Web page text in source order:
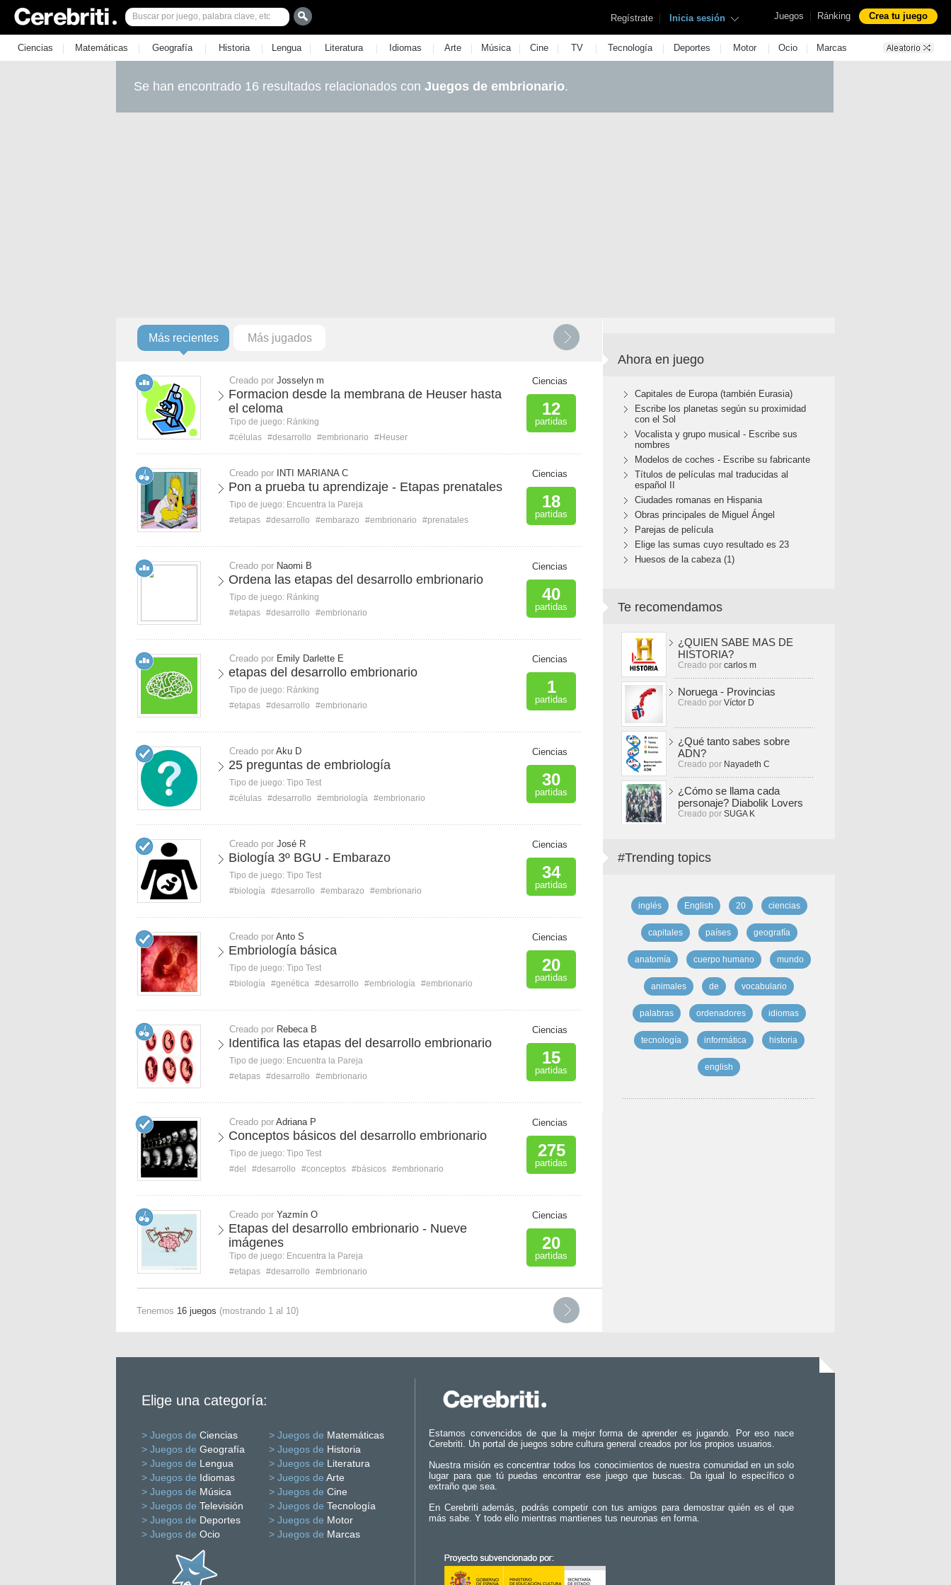
Juegos | Ránking Crea tu juego
Regístrate | Inicia sesión
Ciencias | Matemáticas | Geografía | Historia | Lengua | Literatura | Idiomas | Arte | Música | Cine | TV | Tecnología | Deportes | Motor | Ocio | Marcas
Se han encontrado 16 resultados relacionados con Juegos de embrionario.
Más recientes Más jugados
Creado por Josselyn m
Formacion desde la membrana de Heuser hasta
el celoma
Tipo de juego: Ránking
#células #desarrollo #embrionario #Heuser
Ciencias
12
partidas
Creado por INTI MARIANA C
Pon a prueba tu aprendizaje - Etapas prenatales
Tipo de juego: Encuentra la Pareja
#etapas #desarrollo #embarazo #embrionario #prenatales
Ciencias
18
partidas
Creado por Naomi B
Ordena las etapas del desarrollo embrionario
Tipo de juego: Ránking
#etapas #desarrollo #embrionario
Ciencias
40
partidas
Creado por Emily Darlette E
etapas del desarrollo embrionario
Tipo de juego: Ránking
#etapas #desarrollo #embrionario
Ciencias
1
partidas
Creado por Aku D
25 preguntas de embriología
Tipo de juego: Tipo Test
#células #desarrollo #embriología #embrionario
Ciencias
30
partidas
Creado por José R
Biología 3º BGU - Embarazo
Tipo de juego: Tipo Test
#biología #desarrollo #embarazo #embrionario
Ciencias
34
partidas
Creado por Anto S
Embriología básica
Tipo de juego: Tipo Test
#biología #genética #desarrollo #embriología #embrionario
Ciencias
20
partidas
Creado por Rebeca B
Identifica las etapas del desarrollo embrionario
Tipo de juego: Encuentra la Pareja
#etapas #desarrollo #embrionario
Ciencias
15
partidas
Creado por Adriana P
Conceptos básicos del desarrollo embrionario
Tipo de juego: Tipo Test
#del
#desarrollo #conceptos #básicos #embrionario
Ciencias
275
partidas
Creado por Yazmín O
Etapas del desarrollo embrionario - Nueve
imágenes
Tipo de juego: Encuentra la Pareja
#etapas #desarrollo #embrionario
Ciencias
20
partidas
Tenemos 16 juegos (mostrando 1 al 10)
Ahora en juego
Capitales de Europa (también Eurasia)
Escribe los planetas según su proximidad
con el Sol
Vocalista y grupo musical - Escribe sus
nombres
Modelos de coches - Escribe su fabricante
Títulos de películas mal traducidas al
español II
Ciudades romanas en Hispania
Obras principales de Miguel Ángel
Parejas de película
Elige las sumas cuyo resultado es 23
Huesos de la cabeza (1)
Te recomendamos
¿QUIEN SABE MAS DE
HISTORIA?
Creado por carlos m
Noruega - Provincias
Creado por Víctor D
¿Qué tanto sabes sobre
ADN?
Creado por Nayadeth C
¿Cómo se llama cada
personaje? Diabolik Lovers
Creado por SUGA K
#Trending topics
inglés English 20 ciencias
capitales países geografía
anatomía cuerpo humano mundo
animales de vocabulario
palabras ordenadores idiomas
tecnología informática historia
english
Elige una categoría:
> Juegos de Ciencias > Juegos de Matemáticas
> Juegos de Geografía > Juegos de Historia
> Juegos de Lengua > Juegos de Literatura
> Juegos de Idiomas > Juegos de Arte
> Juegos de Música > Juegos de Cine
> Juegos de Televisión > Juegos de Tecnología
> Juegos de Deportes > Juegos de Motor
> Juegos de Ocio > Juegos de Marcas
Estamos convencidos de que la mejor forma de aprender es jugando. Por eso nace
Cerebriti. Un portal de juegos sobre cultura general creados por los propios usuarios.
Nuestra misión es concentrar todos los conocimientos de nuestra comunidad en un solo
lugar para que tú puedas encontrar ese juego que buscas. Da igual lo específico o
extraño que sea.
En Cerebriti además, podrás competir con tus amigos para demostrar quién es el que
más sabe. Y todo ello mientras mantienes tus neuronas en forma.